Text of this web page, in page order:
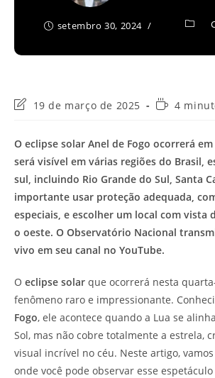
setembro 30, 2024
Última
post:
19 de março de 2025
Tempo
4
O eclipse solar Anel de Fogo ocorrerá
será visível em várias regiões do Brasil,
sul, incluindo Rio Grande do Sul, Santa
importante usar proteção adequada,
especiais, e escolher um local com vista
o oeste. O Observatório Nacional
vivo em seu canal no YouTube.
O eclipse solar que ocorrerá nesta
fenômeno raro e impressionante.
Fogo, ele acontece quando a Lua se
Sol, mas não cobre totalmente a estrela,
visual incrível no céu. Neste artigo,
onde você pode observar esse